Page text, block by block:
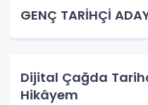
GENÇ TARİHÇİ
Dijital Çağda
Hikâyem